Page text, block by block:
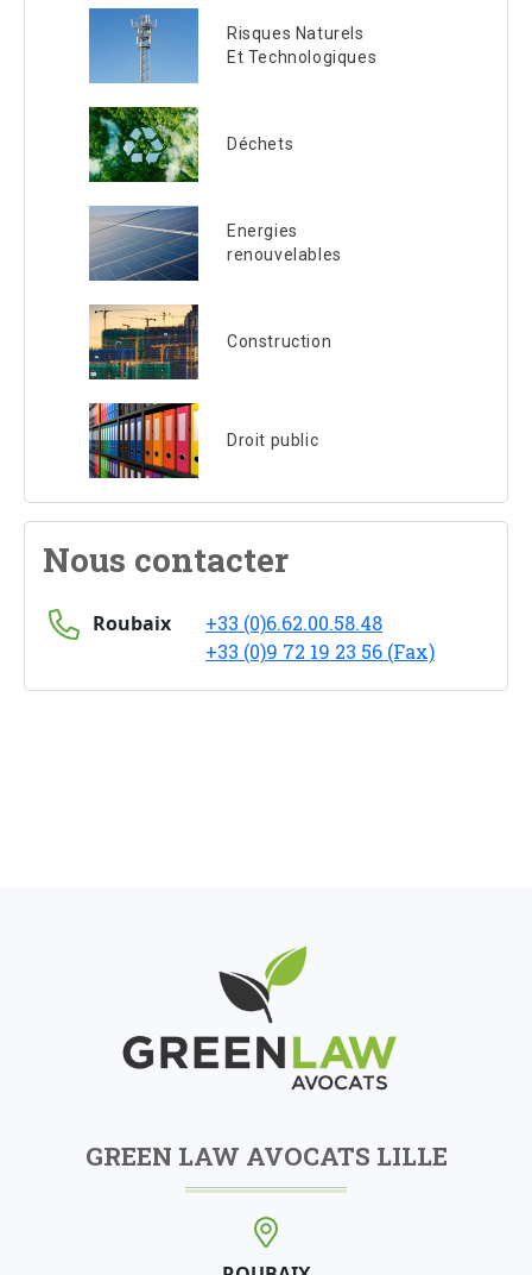
Risques Naturels
Et Technologiques
Déchets
Energies
renouvelables
Construction
Droit public
Nous contacter
Roubaix
+33 (0)6.62.00.58.48
+33 (0)9 72 19 23 56 (Fax)
GREEN LAW AVOCATS LILLE